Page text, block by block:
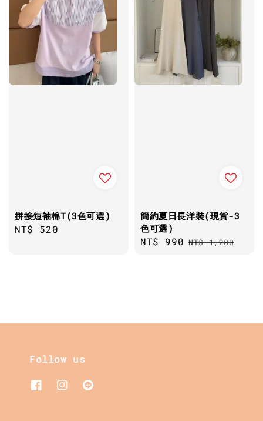
拼接短袖棉T(3色可選)
Regular
NT$ 520
簡約夏日長洋裝(現貨-3
色可選)
Sale
NT$ 990 Regular
NT$ 1,280
Follow us